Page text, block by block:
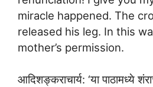
miracle happened. The
released his leg. In this
mother’s permission.
आदिशङ्कराचार्य: ‘या पाठामध्ये